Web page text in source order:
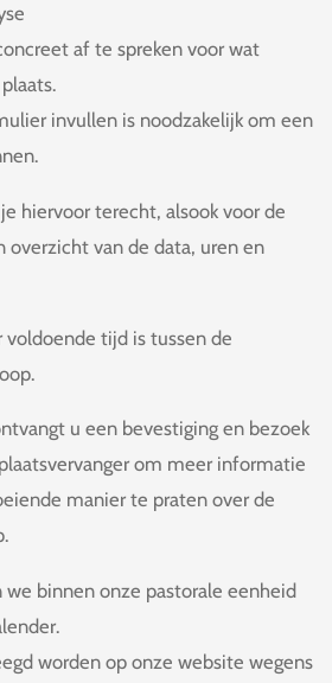
af te spreken voor wat
invullen is noodzakelijk om een
hiervoor terecht, alsook voor de
overzicht van de data, uren en
voldoende tijd is tussen de
u een bevestiging en bezoek
om meer informatie
manier te praten over de
we binnen onze pastorale eenheid
worden op onze website wegens